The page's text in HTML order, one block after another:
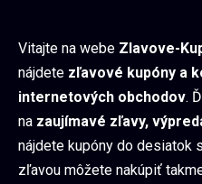
Vitajte na webe Zlavove-
nájdete zľavové kupóny a
internetových obchodov.
na zaujímavé zľavy,
nájdete kupóny do desiatok
zľavou môžete nakúpiť